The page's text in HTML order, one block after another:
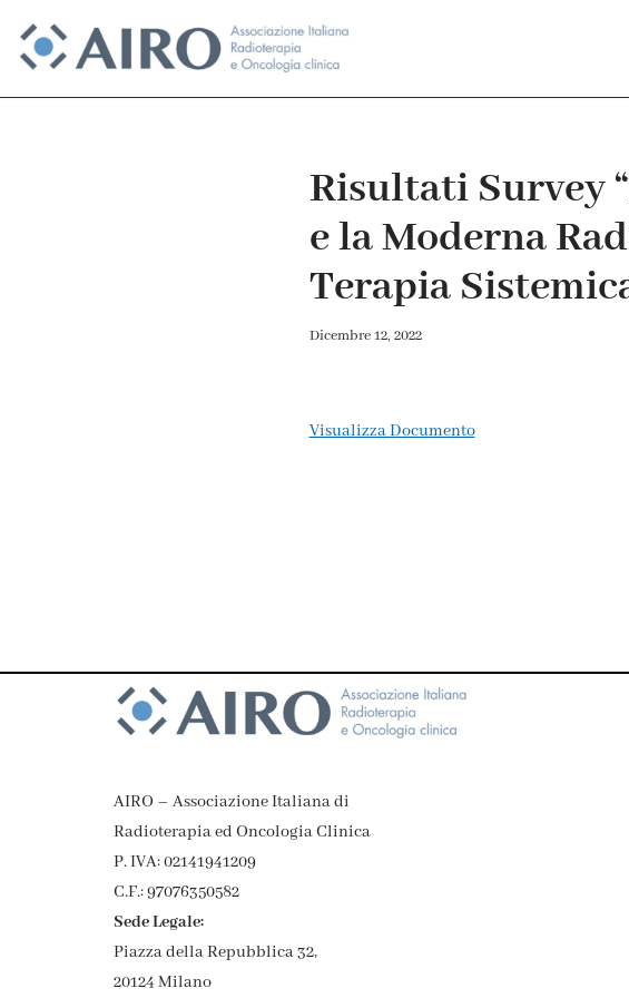
Vai
Risultati Survey
e la Moderna
Terapia
Dicembre 12, 2022
Visualizza Documento
AIRO – Associazione Italiana di
Radioterapia ed Oncologia Clinica
P. IVA: 02141941209
C.F.: 97076350582
Sede Legale:
Piazza della Repubblica 32,
20124 Milano